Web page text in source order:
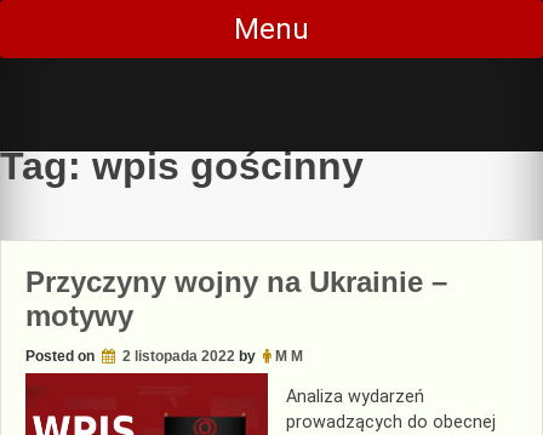
Skip
content
Menu
Tag:wpis gościnny
Przyczyny wojny na Ukrainie –
motywy
Posted on 2 listopada 2022 by M M
Analiza wydarzeń
prowadzących do obecnej